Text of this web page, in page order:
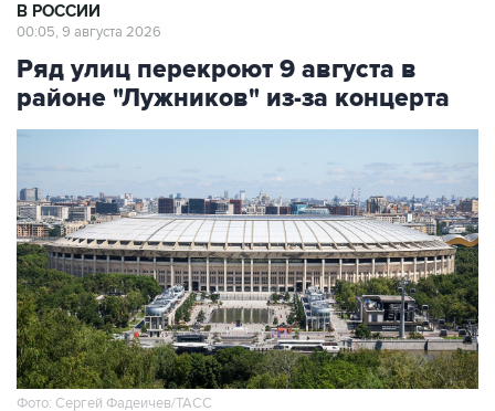
В РОССИИ
00:05, 9 августа 2026
Ряд улиц перекроют 9 августа в
районе "Лужников" из-за концерта
Фото: Сергей Фадеичев/ТАСС